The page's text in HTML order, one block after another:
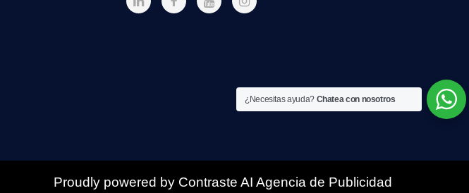
Proudly powered by Contraste AI Agencia de Publicidad
¿Necesitas ayuda? Chatea con nosotros